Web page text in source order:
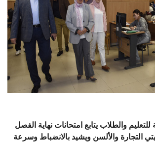
الطلاب
هيئة التدريس
الدراسات العليا
الموظفون
والطلاب يتابع امتحانات نهاية الفصل
التجارة والألسن ويشيد بالانضباط وسرعة